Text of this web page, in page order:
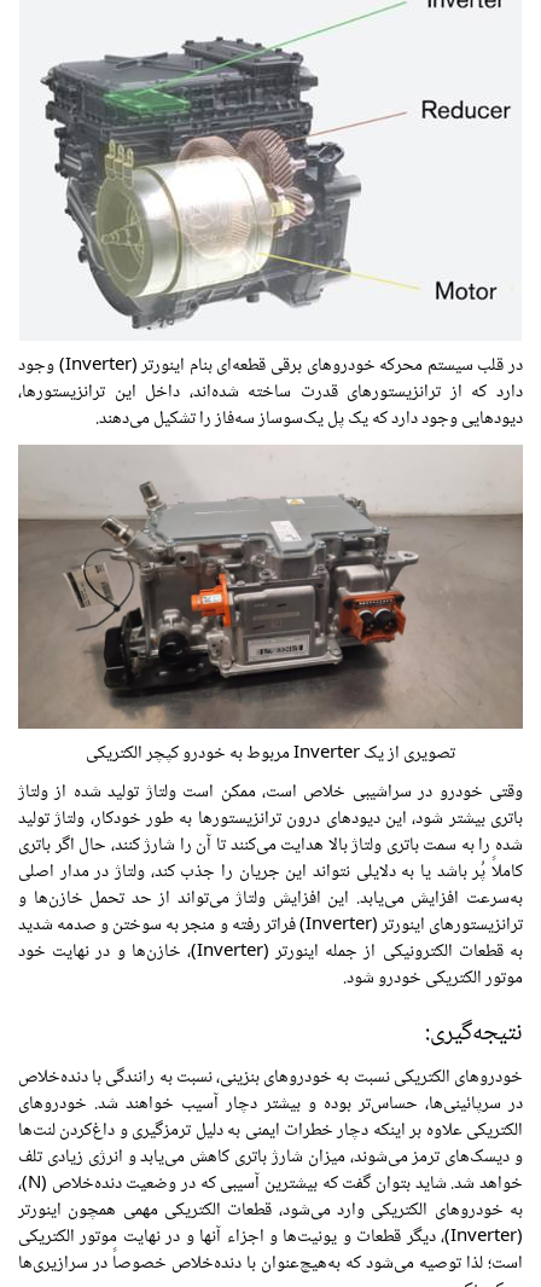
در قلب سیستم محرکه خودروهای برقی قطعه‌ای بنام اینورتر (Inverter) وجود
دارد که از ترانزیستورهای قدرت ساخته شده‌اند، داخل این ترانزیستورها،
دیودهایی وجود دارد که یک پل یک‌سوساز سه‌فاز را تشکیل می‌دهند.
تصویری از یک Inverter مربوط به خودرو کپچر الکتریکی
وقتی خودرو در سراشیبی خلاص است، ممکن است ولتاژ تولید شده از ولتاژ
باتری بیشتر شود، این دیودهای درون ترانزیستورها به طور خودکار، ولتاژ تولید
شده را به سمت باتری ولتاژ بالا هدایت می‌کنند تا آن را شارژ کنند، حال اگر باتری
کاملاً پُر باشد یا به دلایلی نتواند این جریان را جذب کند، ولتاژ در مدار اصلی
به‌سرعت افزایش می‌یابد. این افزایش ولتاژ می‌تواند از حد تحمل خازن‌ها و
ترانزیستورهای اینورتر (Inverter) فراتر رفته و منجر به سوختن و صدمه شدید
به قطعات الکترونیکی از جمله اینورتر (Inverter)، خازن‌ها و در نهایت خود
موتور الکتریکی خودرو شود.
نتیجه‌گیری:
خودروهای الکتریکی نسبت به خودروهای بنزینی، نسبت به رانندگی با دنده‌خلاص
در سرپائینی‌ها، حساس‌تر بوده و بیشتر دچار آسیب خواهند شد. خودروهای
الکتریکی علاوه بر اینکه دچار خطرات ایمنی به دلیل ترمزگیری و داغ‌کردن لنت‌ها
و دیسک‌های ترمز می‌شوند، میزان شارژ باتری کاهش می‌یابد و انرژی زیادی تلف
خواهد شد. شاید بتوان گفت که بیشترین آسیبی که در وضعیت دنده‌خلاص (N)،
به خودروهای الکتریکی وارد می‌شود، قطعات الکتریکی مهمی همچون اینورتر
(Inverter)، دیگر قطعات و یونیت‌ها و اجزاء آنها و در نهایت موتور الکتریکی
است؛ لذا توصیه می‌شود که به‌هیچ‌عنوان با دنده‌خلاص خصوصاً در سرازیری‌ها